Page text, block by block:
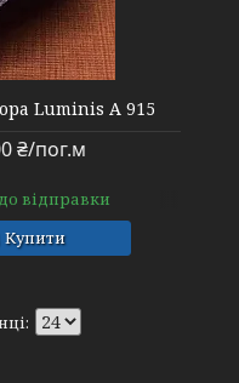
Luminis А 915
₴/пог.м
відправки
Купити